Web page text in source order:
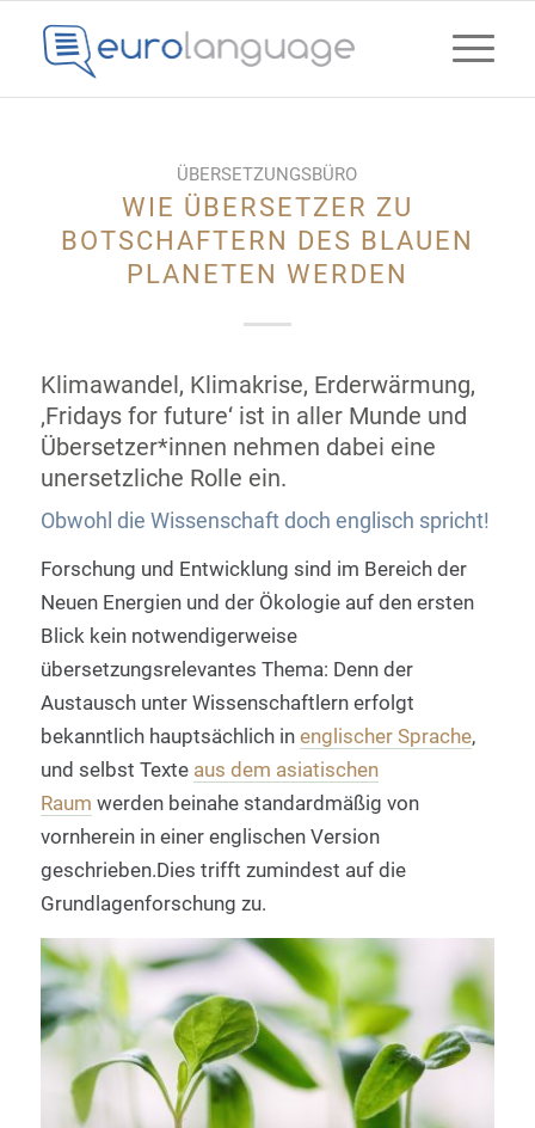
ÜBERSETZUNGSBÜRO
WIE ÜBERSETZER ZU
BOTSCHAFTERN DES BLAUEN
PLANETEN WERDEN
Klimawandel, Klimakrise, Erderwärmung,
‚Fridays for future‘ ist in aller Munde und
Übersetzer*innen nehmen dabei eine
unersetzliche Rolle ein.
Obwohl die Wissenschaft doch englisch spricht!
Forschung und Entwicklung sind im Bereich der
Neuen Energien und der Ökologie auf den ersten
Blick kein notwendigerweise
übersetzungsrelevantes Thema: Denn der
Austausch unter Wissenschaftlern erfolgt
bekanntlich hauptsächlich in englischer Sprache,
und selbst Texte aus dem asiatischen
Raum werden beinahe standardmäßig von
vornherein in einer englischen Version
geschrieben.Dies trifft zumindest auf die
Grundlagenforschung zu.